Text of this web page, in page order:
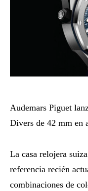
Audemars Piguet
Divers de 42 mm en
La casa relojera
referencia recién
combinaciones de